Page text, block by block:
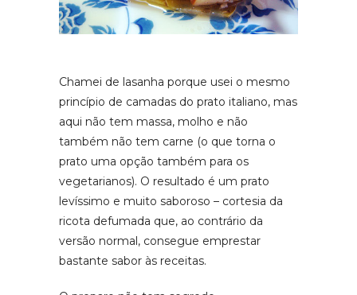
Chamei de lasanha porque usei o mesmo
princípio de camadas do prato italiano, mas
aqui não tem massa, molho e não
também não tem carne (o que torna o
prato uma opção também para os
vegetarianos). O resultado é um prato
levíssimo e muito saboroso – cortesia da
ricota defumada que, ao contrário da
versão normal, consegue emprestar
bastante sabor às receitas.